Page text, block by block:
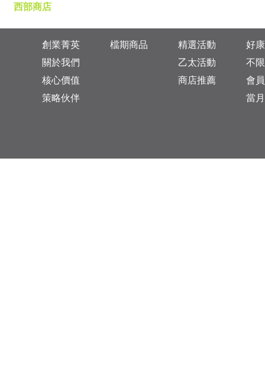
西部商店
創業菁英
關於我們
核心價值
策略伙伴
檔期商品
精選活動
乙太活動
商店推薦
好
不
會
當